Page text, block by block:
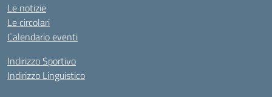
Le notizie
Le circolari
Calendario eventi
Indirizzo Sportivo
Indirizzo Linguistico